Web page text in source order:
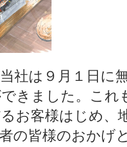
社は９月１日に
きました。これ
お客様はじめ、
の皆様のおかげ